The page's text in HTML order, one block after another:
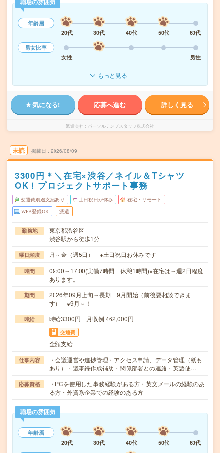
職場の雰囲気
年齢層
20代
30代 40代 50代
60代
男女比率
女性
男性
もっと見る
気になる! 応募へ進む 詳しく見る
派遣会社 パーソルテンプスタッフ株式会社
未読 掲載日 2026/08/09
3300円＊＼在宅×渋谷／ネイル＆Tシャツ
OK！プロジェクトサポート事務
交通費別途支給あり 土日祝日が休み 在宅・リモート
WEB登録OK 派遣
勤務地
東京都渋谷区
渋谷駅から徒歩1分
曜日頻度 月～金（週5日） ※土日祝日お休みです
時間
09:00～17:00(実働7時間 休憩1時間)※在宅は～週2日程度
あります。
期間
2026年09月上旬～長期 9月開始（前後要相談できま
す） ※9月～！
時給 時給3300円 月収例 462,000円
交通費
全額支給
仕事内容
・会議運営や進捗管理・アクセス申請、データ管理（紙も
あり）・議事録作成補助・関係部署との連絡・英語使…
応募資格
・PCを使用した事務経験がある方・英文メールの経験のあ
る方・外資系企業での経験のある方
職場の雰囲気
年齢層
20代
30代 40代 50代
60代